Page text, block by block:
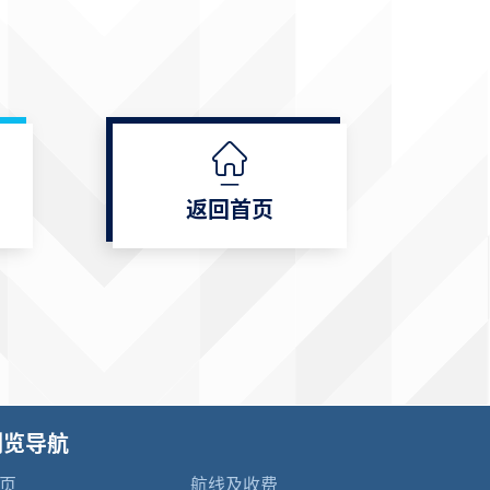
返回首页
导航
航线及收费